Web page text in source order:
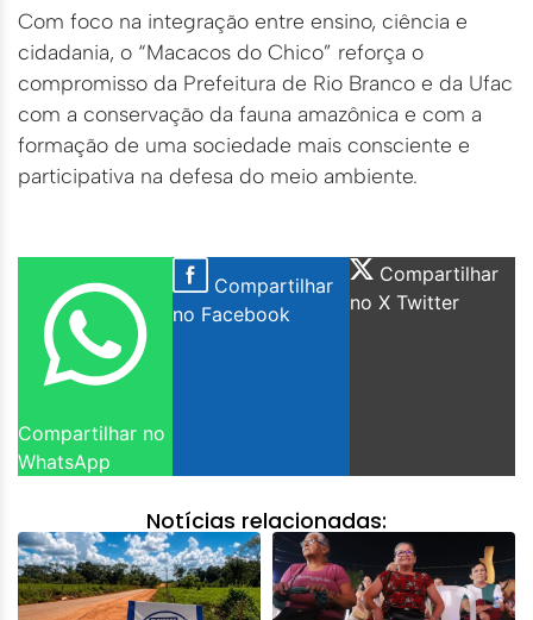
Com foco na integração entre ensino, ciência e
cidadania, o “Macacos do Chico” reforça o
compromisso da Prefeitura de Rio Branco e da Ufac
com a conservação da fauna amazônica e com a
formação de uma sociedade mais consciente e
participativa na defesa do meio ambiente.
Compartilhar no
WhatsApp
Compartilhar
no Facebook
Compartilhar
no X Twitter
Notícias relacionadas: